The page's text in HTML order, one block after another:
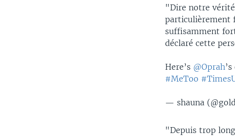
"Dire notre
particulièrement
suffisamment
déclaré cette
Here’s @Oprah
#MeToo
— shauna
"Depuis trop